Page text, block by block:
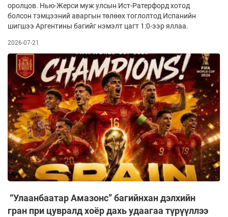
оролцов. Нью-Жерси муж улсын Ист-Ратерфорд хотод
болсон тэмцээний аваргын төлөөх тоглолтод Испанийн
шигшээ Аргентины багийг нэмэлт цагт 1:0-ээр яллаа.
2026-07-21
“Улаанбаатар Амазонс” багийнхан дэлхийн
гран при цувралд хоёр дахь удаагаа түрүүллээ